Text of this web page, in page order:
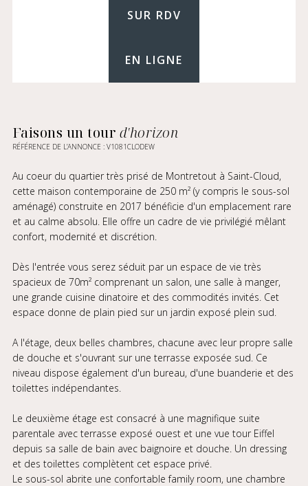
SUR RDV
EN LIGNE
Faisons un tour d'horizon
RÉFÉRENCE DE L’ANNONCE : V1081CLODEW
Au coeur du quartier très prisé de Montretout à Saint-Cloud,
cette maison contemporaine de 250 m² (y compris le sous-sol
aménagé) construite en 2017 bénéficie d'un emplacement rare
et au calme absolu. Elle offre un cadre de vie privilégié mêlant
confort, modernité et discrétion.
Dès l'entrée vous serez séduit par un espace de vie très
spacieux de 70m² comprenant un salon, une salle à manger,
une grande cuisine dinatoire et des commodités invités. Cet
espace donne de plain pied sur un jardin exposé plein sud.
A l'étage, deux belles chambres, chacune avec leur propre salle
de douche et s'ouvrant sur une terrasse exposée sud. Ce
niveau dispose également d'un bureau, d'une buanderie et des
toilettes indépendantes.
Le deuxième étage est consacré à une magnifique suite
parentale avec terrasse exposé ouest et une vue tour Eiffel
depuis sa salle de bain avec baignoire et douche. Un dressing
et des toilettes complètent cet espace privé.
Le sous-sol abrite une confortable family room, une chambre